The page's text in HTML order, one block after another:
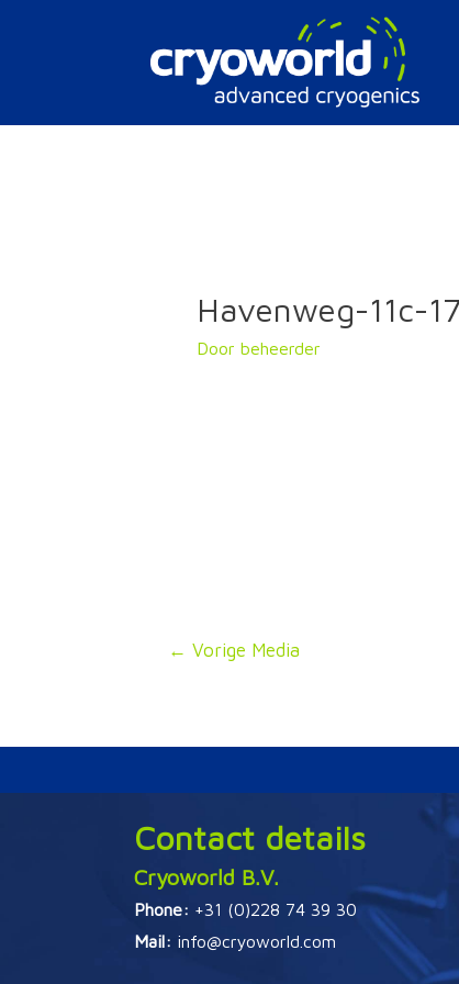
Havenweg-11c-
Door beheerder
Bericht
← Vorige Media
Contact details
Cryoworld B.V.
Phone: +31 (0)228 74 39 30
Mail: info@cryoworld.com